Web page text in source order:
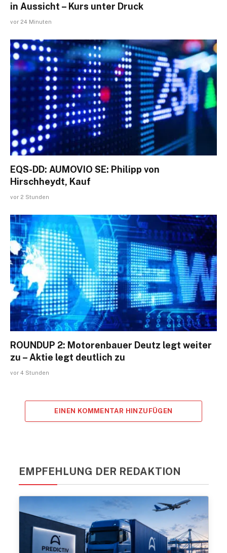
in Aussicht – Kurs unter Druck
vor 24 Minuten
EQS-DD: AUMOVIO SE: Philipp von
Hirschheydt, Kauf
vor 2 Stunden
ROUNDUP 2: Motorenbauer Deutz legt weiter
zu – Aktie legt deutlich zu
vor 4 Stunden
EINEN KOMMENTAR HINZUFÜGEN
EMPFEHLUNG DER REDAKTION